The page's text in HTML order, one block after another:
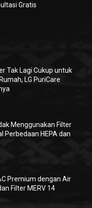
Gratis
Tak Lagi Cukup untuk
LG PuriCare
Menggunakan Filter
Perbedaan HEPA dan
Premium dengan Air
Filter MERV 14